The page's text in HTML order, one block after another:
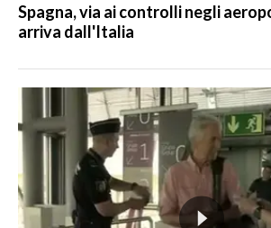
Spagna, via ai controlli negli
arriva dall'Italia